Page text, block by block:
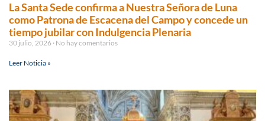
La Santa Sede confirma a Nuestra Señora de Luna
como Patrona de Escacena del Campo y concede un
tiempo jubilar con Indulgencia Plenaria
30 julio, 2026 No hay comentarios
Leer Noticia »